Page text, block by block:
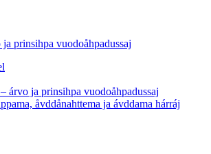
ja prinsihpa vuodoåhpadussaj
árvo ja prinsihpa vuodoåhpadussaj
åvddånahttema ja ávddama hárráj